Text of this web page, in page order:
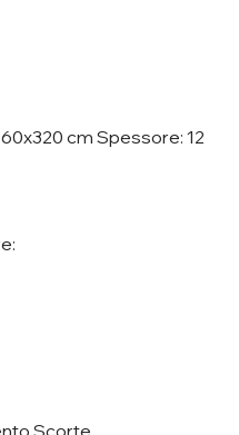
cm Spessore: 12
Scorte.